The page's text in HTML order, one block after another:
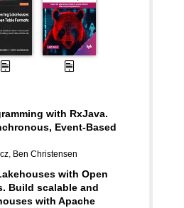
with RxJava.
Event-Based
, Ben Christensen
with Open
Build scalable and
with Apache